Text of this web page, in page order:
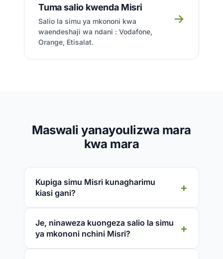
Tuma salio kwenda Misri
Salio la simu ya mkononi kwa
waendeshaji wa ndani : Vodafone,
Orange, Etisalat.
→
Maswali yanayoulizwa mara
kwa mara
Kupiga simu Misri kunagharimu
kiasi gani?
Je, ninaweza kuongeza salio la simu
ya mkononi nchini Misri?